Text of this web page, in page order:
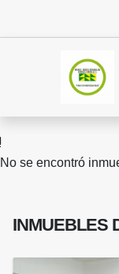
No se encontró
INMUEBLES